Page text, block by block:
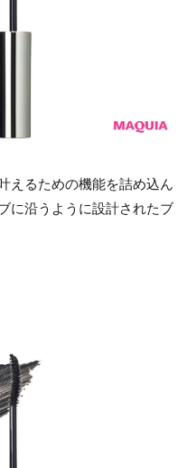
えるための機能を詰め込ん
に沿うように設計されたブ